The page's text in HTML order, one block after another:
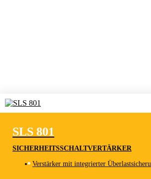
SLS 801
SICHERHEITSSCHALTVERTÄRKER
Verstärker mit integrierter